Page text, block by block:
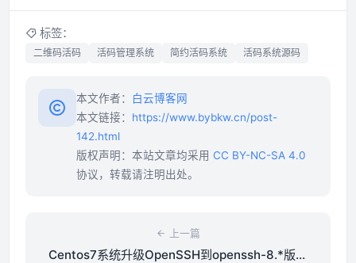
标签：
二维码活码 活码管理系统 简约活码系统 活码系统源码
本文作者：
白云博客网
本文链接： https://www.bybkw.cn/post-
142.html
版权声明：本站文章均采用 CC BY-NC-SA 4.0
协议，转载请注明出处。
上一篇
Centos7系统升级OpenSSH到openssh-8.*版本